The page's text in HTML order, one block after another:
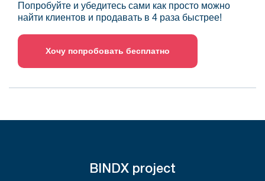
Попробуйте и убедитесь сами как просто можно
найти клиентов и продавать в 4 раза быстрее!
Хочу попробовать бесплатно
BINDX project